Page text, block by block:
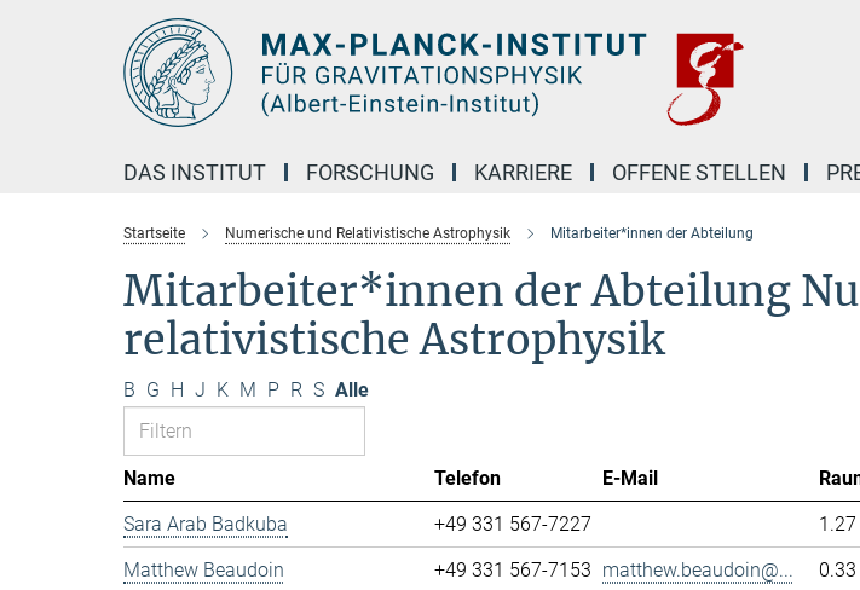
DAS INSTITUT FORSCHUNG KARRIERE OFFENE STELLEN
Startseite Numerische und Relativistische Astrophysik Mitarbeiter*innen der Abteilung
Mitarbeiter*innen der Abteilung
relativistische Astrophysik
B G H J K M P R S Alle
Name Telefon E-Mail
Sara Arab Badkuba
+49 331 567-7227
1.27
Matthew Beaudoin
+49 331 567-7153 matthew.beaudoin@... 0.33